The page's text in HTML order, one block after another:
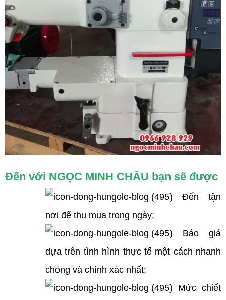
Đến với NGỌC MINH CHÂU bạn sẽ được
Đến tận
nơi để thu mua trong ngày;
Báo giá
dựa trên tình hình thực tế một cách nhanh
chóng và chính xác nhất;
Mức chiết